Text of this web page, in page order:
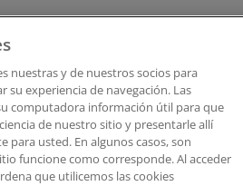
nuestras y de nuestros socios para
su experiencia de navegación. Las
computadora información útil para que
de nuestro sitio y presentarle allí
para usted. En algunos casos, son
funcione como corresponde. Al acceder
que utilicemos las cookies